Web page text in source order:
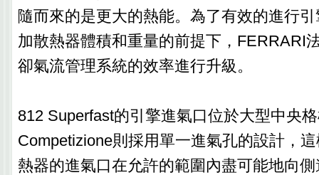
隨而來的是更大的熱能。為了有效的進行
加散熱器體積和重量的前提下，FERRARI
卻氣流管理系統的效率進行升級。
812 Superfast的引擎進氣口位於大型中央
Competizione則採用單一進氣孔的設計，
熱器的進氣口在允許的範圍內盡可能地向